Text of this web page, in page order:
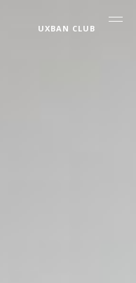
UXBAN CLUB